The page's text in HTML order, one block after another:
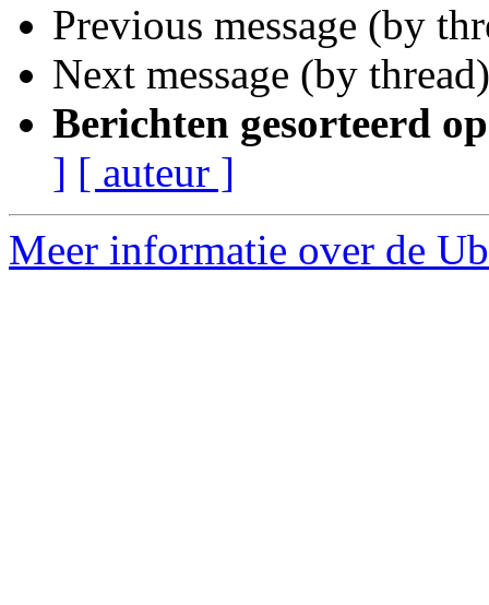
Previous message (by
Next message (by
Berichten gesorteerd
] [ auteur ]
Meer informatie over de